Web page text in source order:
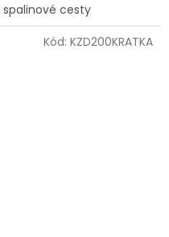
cesty
Kód: KZD200KRATKA